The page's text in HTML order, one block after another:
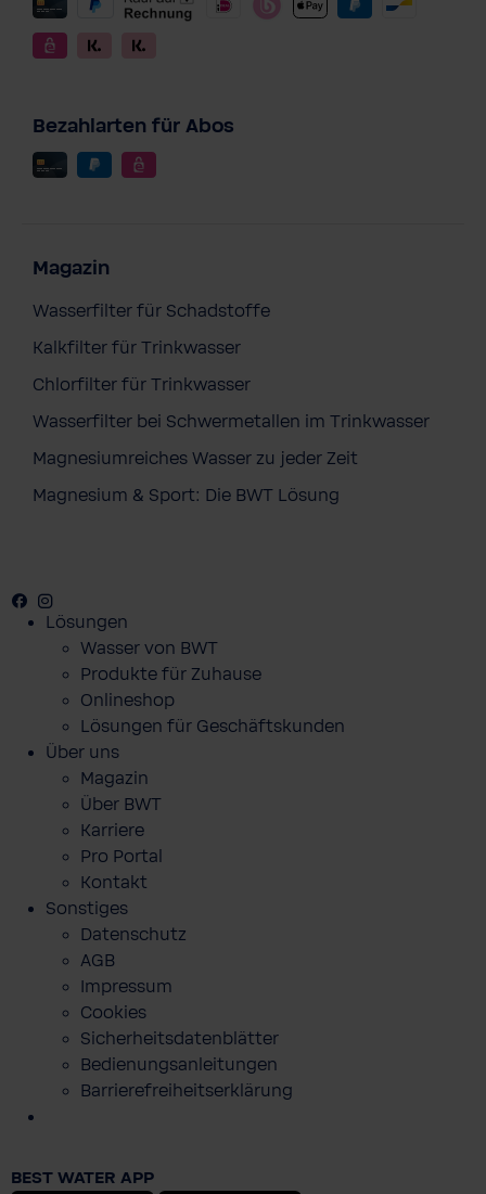
Bezahlarten für Abos
Magazin
Wasserfilter für Schadstoffe
Kalkfilter für Trinkwasser
Chlorfilter für Trinkwasser
Wasserfilter bei Schwermetallen im Trinkwasser
Magnesiumreiches Wasser zu jeder Zeit
Magnesium & Sport: Die BWT Lösung
Facebook
Youtube
Lösungen
Wasser von BWT
Produkte für Zuhause
Onlineshop
Lösungen für Geschäftskunden
Über uns
Magazin
Über BWT
Karriere
Pro Portal
Kontakt
Sonstiges
Datenschutz
AGB
Impressum
Cookies
Sicherheitsdatenblätter
Bedienungsanleitungen
Barrierefreiheitserklärung
BEST WATER APP